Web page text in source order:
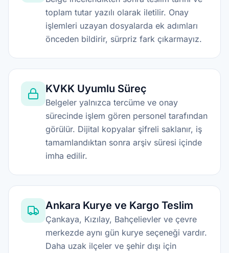
toplam tutar yazılı olarak iletilir. Onay
işlemleri uzayan dosyalarda ek adımları
önceden bildirir, sürpriz fark çıkarmayız.
KVKK Uyumlu Süreç
Belgeler yalnızca tercüme ve onay
sürecinde işlem gören personel tarafından
görülür. Dijital kopyalar şifreli saklanır, iş
tamamlandıktan sonra arşiv süresi içinde
imha edilir.
Ankara Kurye ve Kargo Teslim
Çankaya, Kızılay, Bahçelievler ve çevre
merkezde aynı gün kurye seçeneği vardır.
Daha uzak ilçeler ve şehir dışı için